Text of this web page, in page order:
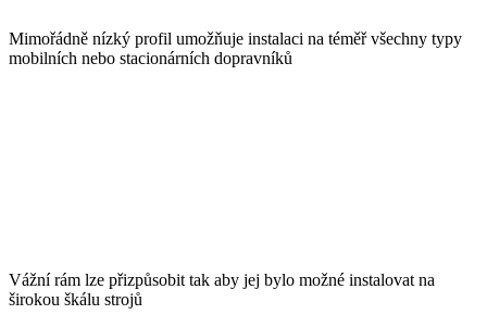
Mimořádně nízký profil umožňuje instalaci na téměř všechny typy
mobilních nebo stacionárních dopravníků
Vážní rám lze přizpůsobit tak aby jej bylo možné instalovat na
širokou škálu strojů